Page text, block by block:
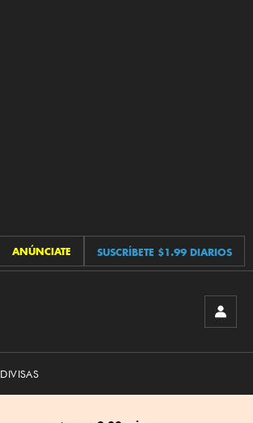
ANÚNCIATE SUSCRÍBETE $1.99 DIARIOS
DIVISAS